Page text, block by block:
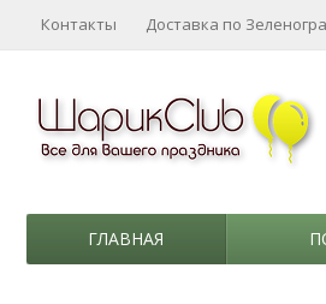
Контакты Доставка по
ГЛАВНАЯ